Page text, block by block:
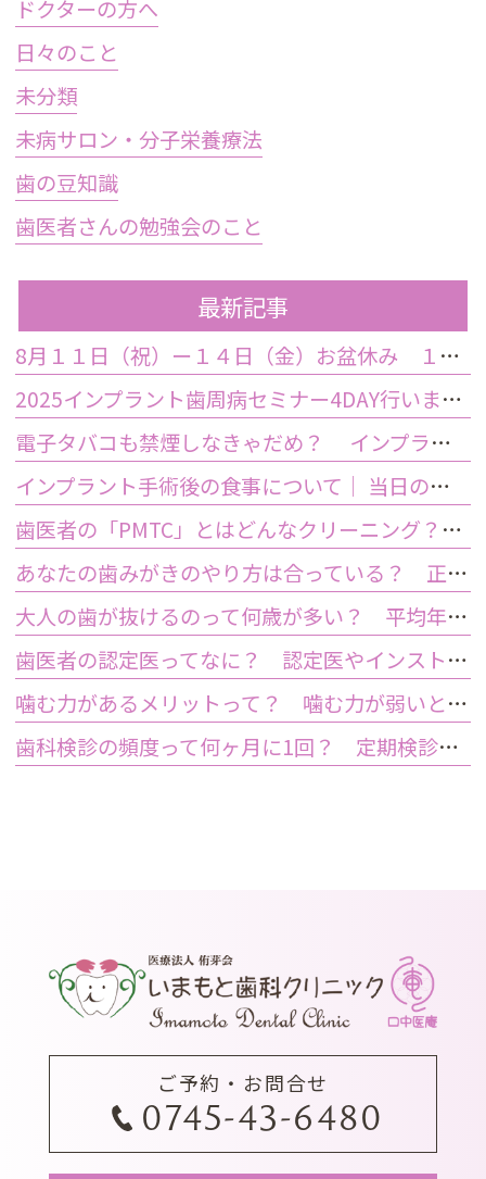
ドクターの方へ
日々のこと
未分類
未病サロン・分子栄養療法
歯の豆知識
歯医者さんの勉強会のこと
最新記事
8月１１日（祝）ー１４日（金）お盆休み １５日土曜日から診療しております
2025インプラント歯周病セミナー4DAY行いました
電子タバコも禁煙しなきゃだめ？ インプラント手術前後の喫煙が及ぼす影響とは？
インプラント手術後の食事について｜ 当日の注意点・いつから普通の食事ができる？
歯医者の「PMTC」とはどんなクリーニング？スケーリングとは何が違うの？
あなたの歯みがきのやり方は合っている？ 正しい歯みがき方法と間違った方法
大人の歯が抜けるのって何歳が多い？ 平均年齢と原因について
歯医者の認定医ってなに？ 認定医やインストラクターの資格を持つ歯医者のメリット
噛む力があるメリットって？ 噛む力が弱いとどうなるの？
歯科検診の頻度って何ヶ月に1回？ 定期検診って何するの？
ご予約・お問合せ
0745-43-6480